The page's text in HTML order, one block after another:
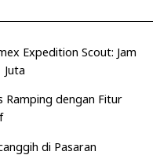
Expedition Scout: Jam
Juta
Ramping dengan Fitur
di Pasaran